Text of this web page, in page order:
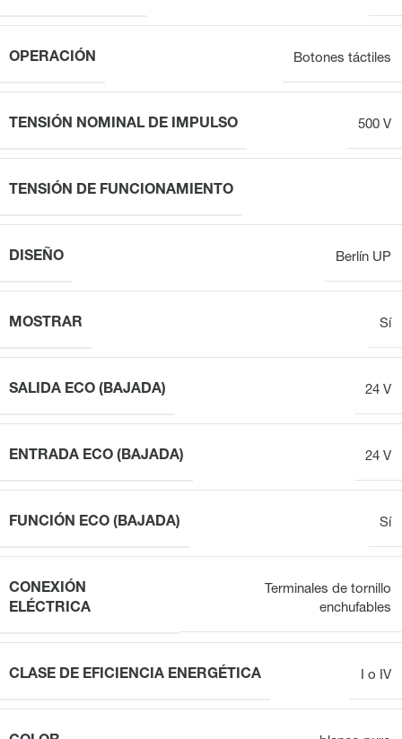
OPERACIÓN Botones táctiles
TENSIÓN NOMINAL DE IMPULSO 500 V
TENSIÓN DE FUNCIONAMIENTO
DISEÑO Berlín UP
MOSTRAR Sí
SALIDA ECO (BAJADA) 24 V
ENTRADA ECO (BAJADA) 24 V
FUNCIÓN ECO (BAJADA) Sí
CONEXIÓN
ELÉCTRICA
Terminales de tornillo
enchufables
CLASE DE EFICIENCIA ENERGÉTICA I o IV